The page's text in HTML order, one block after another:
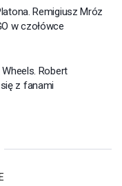
Remigiusz Mróz
w czołówce
Robert
z fanami